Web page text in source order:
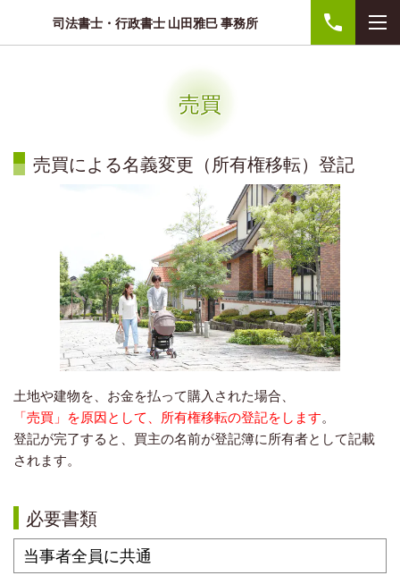
司法書士・行政書士 山田雅巳 事務所
売買
売買による名義変更（所有権移転）登記
土地や建物を、お金を払って購入された場合、
「売買」を原因として、所有権移転の登記をします。
登記が完了すると、買主の名前が登記簿に所有者として記載
されます。
必要書類
当事者全員に共通